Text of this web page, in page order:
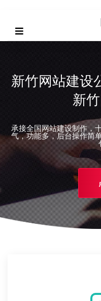
新竹网站建设
新
承接全国网站建设制作，
气，功能多，后台操作简